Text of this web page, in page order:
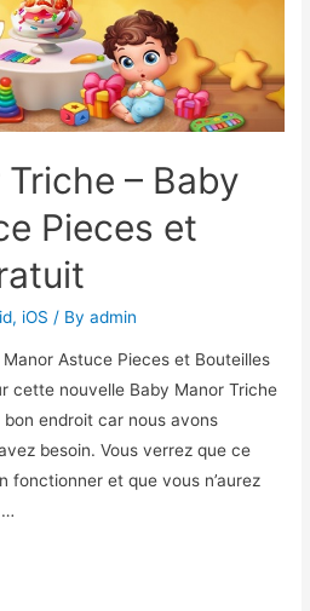
– Baby
Pieces et
, iOS / Byadmin
Astuce Pieces et Bouteilles
cette nouvelle Baby Manor Triche
endroit car nous avons
besoin. Vous verrez que ce
fonctionner et que vous n’aurez
…